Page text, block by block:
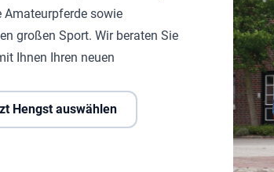
Amateurpferde sowie
großen Sport. Wir beraten Sie
Ihnen Ihren neuen
Hengst auswählen